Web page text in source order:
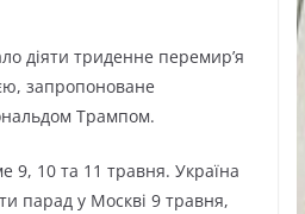
діяти триденне перемир’я
запропоноване
Трампом.
9, 10 та 11 травня. Україна
парад у Москві 9 травня,